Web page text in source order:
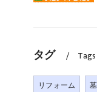
タグ Tags
リフォーム